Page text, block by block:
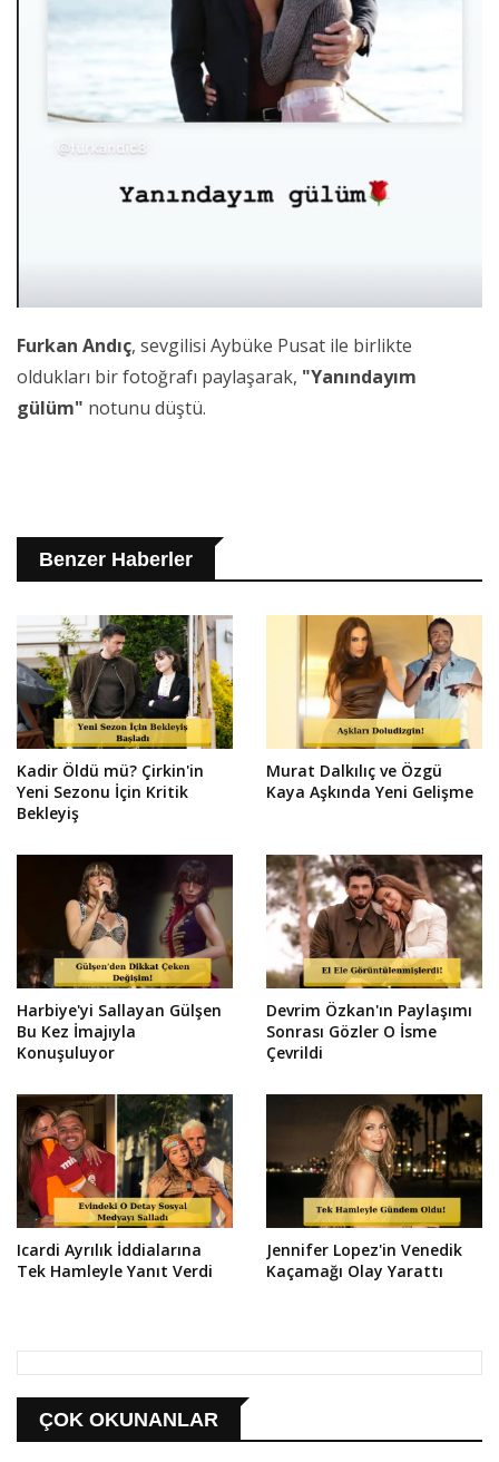
Furkan Andıç, sevgilisi Aybüke Pusat ile birlikte
oldukları bir fotoğrafı paylaşarak, "Yanındayım
gülüm" notunu düştü.
Benzer Haberler
Kadir Öldü mü? Çirkin'in
Yeni Sezonu İçin Kritik
Bekleyiş
Murat Dalkılıç ve Özgü
Kaya Aşkında Yeni Gelişme
Harbiye'yi Sallayan Gülşen
Bu Kez İmajıyla
Konuşuluyor
Devrim Özkan'ın Paylaşımı
Sonrası Gözler O İsme
Çevrildi
Icardi Ayrılık İddialarına
Tek Hamleyle Yanıt Verdi
Jennifer Lopez'in Venedik
Kaçamağı Olay Yarattı
ÇOK OKUNANLAR